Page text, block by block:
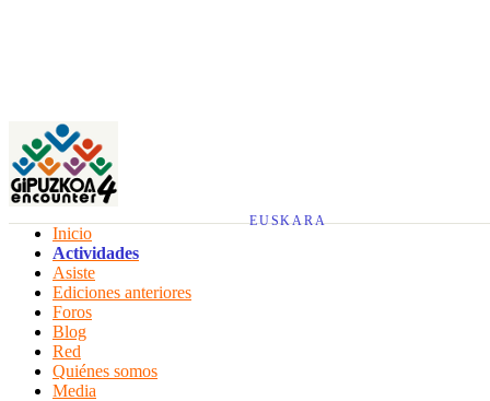
EUSKARA
Inicio
Actividades
Asiste
Ediciones anteriores
Foros
Blog
Red
Quiénes somos
Media